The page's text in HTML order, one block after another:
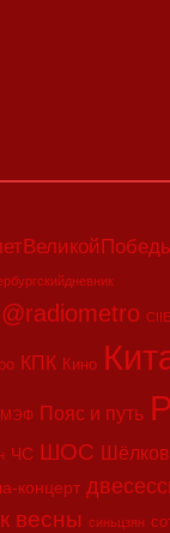
CIIE
КПК Кино
Пояс и путь
ЧС ШОС
концерт
весны синьцзян